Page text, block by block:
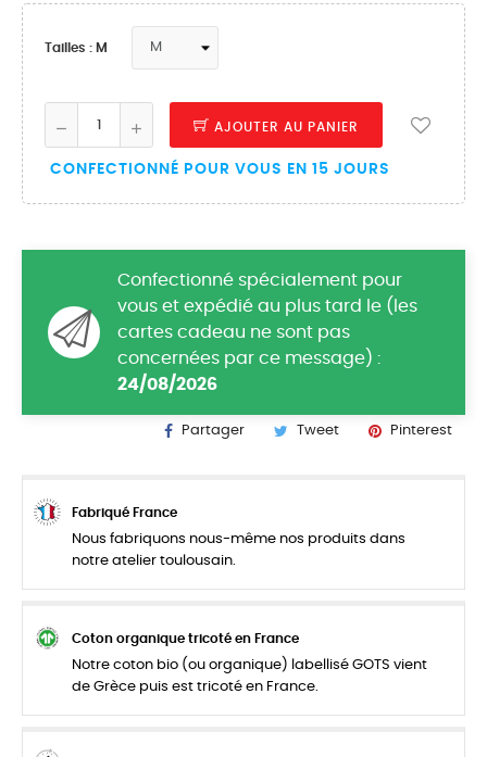
Tailles : M
AJOUTER AU PANIER
CONFECTIONNÉ POUR VOUS EN 15 JOURS
Confectionné spécialement pour
vous et expédié au plus tard le (les
cartes cadeau ne sont pas
concernées par ce message) :
24/08/2026
Partager Tweet Pinterest
Fabriqué France
Nous fabriquons nous-même nos produits dans
notre atelier toulousain.
Coton organique tricoté en France
Notre coton bio (ou organique) labellisé GOTS vient
de Grèce puis est tricoté en France.